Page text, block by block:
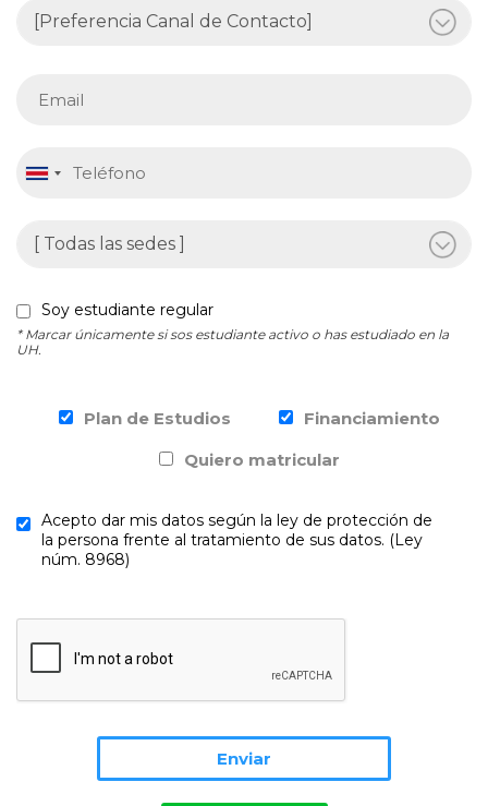
Soy estudiante regular
* Marcar únicamente si sos estudiante activo o has estudiado en la
UH.
Plan de Estudios
Financiamiento
Quiero matricular
Acepto dar mis datos según la ley de protección de
la persona frente al tratamiento de sus datos. (Ley
núm. 8968)